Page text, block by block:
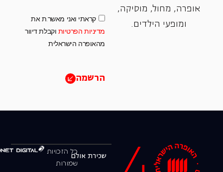
אופרה, ‏מחול, ‏מוסיקה,
ומופעי הילדים.
קראתי ואני מאשר.ת את
מדיניות הפרטיות וקבלת דיוור
מהאופרה הישראלית
הרשמה
כל הזכויות
שמורות
שכירת אולם